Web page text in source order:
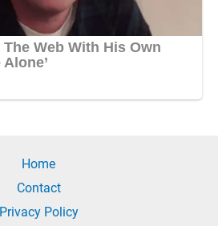
Home
Contact
Privacy Policy